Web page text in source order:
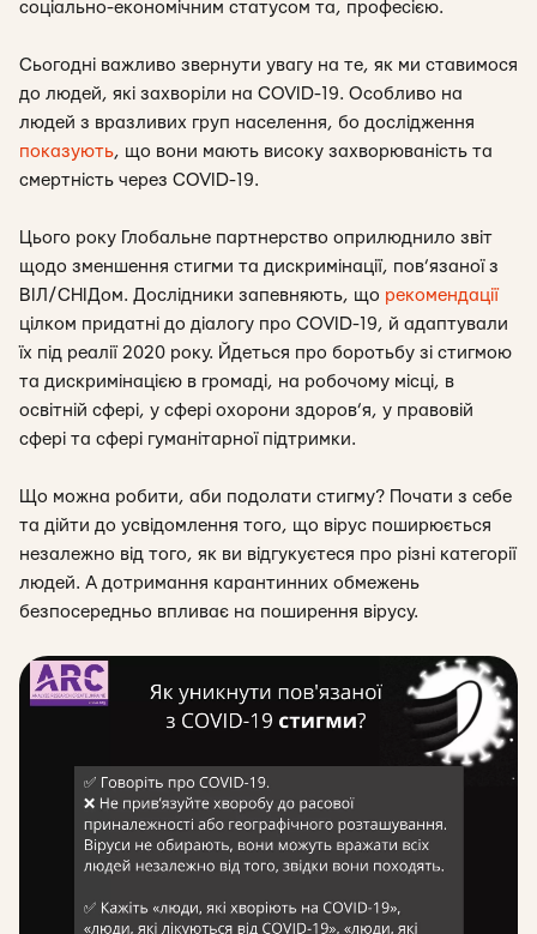
соціально-економічним статусом та, професією.
Сьогодні важливо звернути увагу на те, як ми ставимося
до людей, які захворіли на COVID-19. Особливо на
людей з вразливих груп населення, бо дослідження
показують, що вони мають високу захворюваність та
смертність через COVID-19.
Цього року Глобальне партнерство оприлюднило звіт
щодо зменшення стигми та дискримінації, пов’язаної з
ВІЛ/СНІДом. Дослідники запевняють, що рекомендації
цілком придатні до діалогу про COVID-19, й адаптували
їх під реалії 2020 року. Йдеться про боротьбу зі стигмою
та дискримінацією в громаді, на робочому місці, в
освітній сфері, у сфері охорони здоров’я, у правовій
сфері та сфері гуманітарної підтримки.
Що можна робити, аби подолати стигму? Почати з себе
та дійти до усвідомлення того, що вірус поширюється
незалежно від того, як ви відгукуєтеся про різні категорії
людей. А дотримання карантинних обмежень
безпосередньо впливає на поширення вірусу.